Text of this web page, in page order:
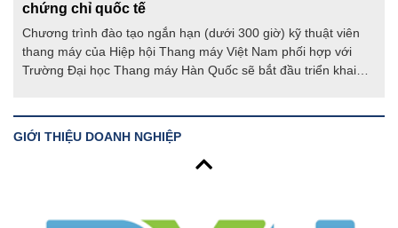
chứng chỉ quốc tế
Chương trình đào tạo ngắn hạn (dưới 300 giờ) kỹ thuật viên
thang máy của Hiệp hội Thang máy Việt Nam phối hợp với
Trường Đại học Thang máy Hàn Quốc sẽ bắt đầu triển khai
chuẩn hóa đam mê với nghề thang máy.
GIỚI THIỆU DOANH NGHIỆP